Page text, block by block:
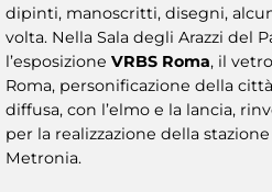
dipinti, manoscritti, disegni,
volta. Nella Sala degli Arazzi del
l’esposizione VRBS Roma, il
Roma, personificazione della
diffusa, con l’elmo e la lancia,
per la realizzazione della
Metronia.